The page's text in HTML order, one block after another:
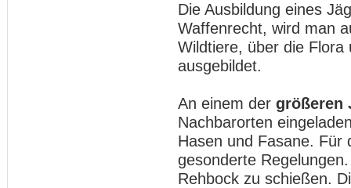
Die Ausbildung eines
Waffenrecht, wird man
Wildtiere, über die Flora
ausgebildet.
An einem der größeren
Nachbarorten
Hasen und Fasane. Für
gesonderte
Rehbock zu schießen.